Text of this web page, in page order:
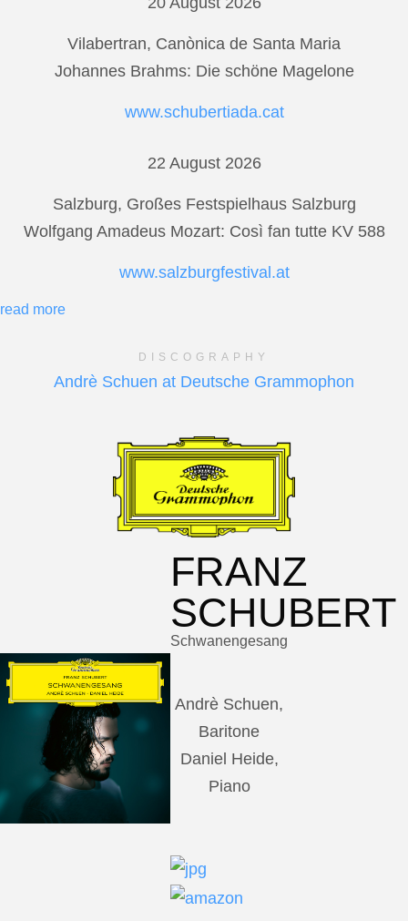
Vilabertran, Canònica de Santa Maria
Johannes Brahms: Die schöne Magelone
www.schubertiada.cat
22 August 2026
Salzburg, Großes Festspielhaus Salzburg
Wolfgang Amadeus Mozart: Così fan tutte KV 588
www.salzburgfestival.at
read more
DISCOGRAPHY
Andrè Schuen at Deutsche Grammophon
FRANZ
SCHUBERT
Schwanengesang
Andrè Schuen,
Baritone
Daniel Heide,
Piano